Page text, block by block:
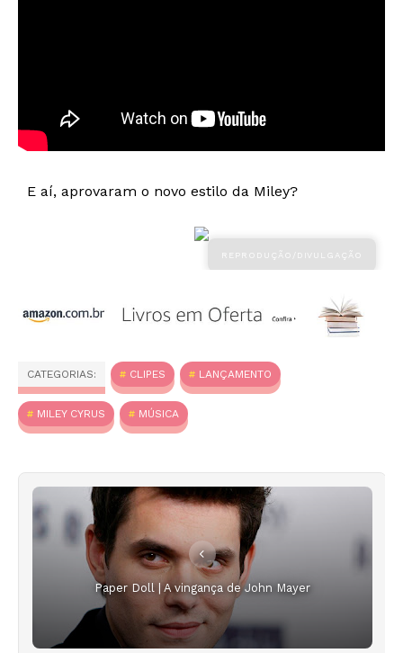
E aí, aprovaram o novo estilo da Miley?
CATEGORIAS: CLIPES LANÇAMENTO
MILEY CYRUS MÚSICA
Paper Doll | A vingança de John Mayer